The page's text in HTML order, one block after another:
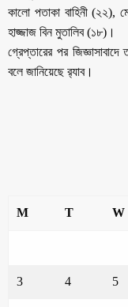
কালো পতাকা বাহিনী
হাজ্জাজ বিন মুতালিব (১৮)।
গ্রেপ্তারের পর
বলে জানিয়েছে র‌্যাব।
M T W
3 4 5